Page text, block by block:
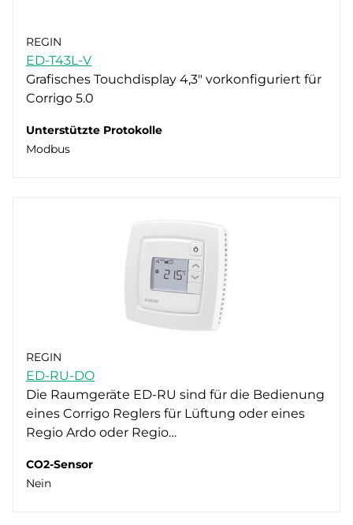
REGIN
ED-T43L-V
Grafisches Touchdisplay 4,3" vorkonfiguriert für
Corrigo 5.0
Unterstützte Protokolle
Modbus
REGIN
ED-RU-DO
Die Raumgeräte ED-RU sind für die Bedienung
eines Corrigo Reglers für Lüftung oder eines
Regio Ardo oder Regio…
CO2-Sensor
Nein